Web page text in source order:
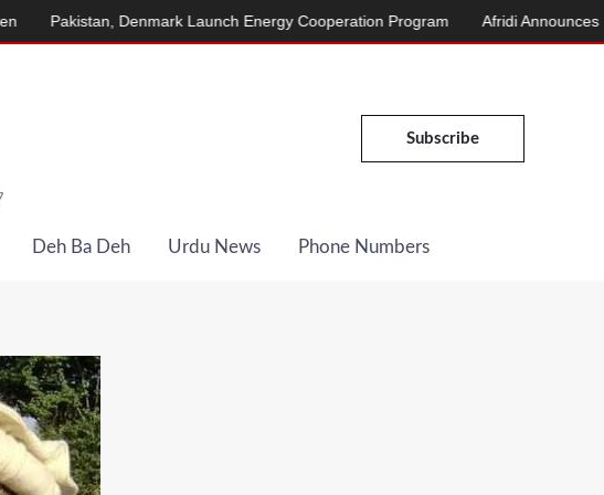
Subscribe
Deh Ba Deh Urdu News Phone Numbers
Denmark Launch Energy Cooperation Program Afridi Announces March to